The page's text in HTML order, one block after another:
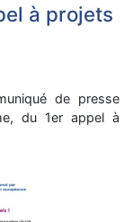
à projets
de presse
du 1er appel à